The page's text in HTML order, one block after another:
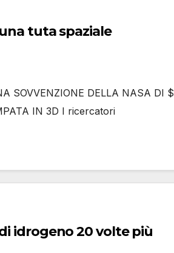
SOVVENZIONE DELLA NASA DI $
IN 3D I ricercatori
idrogeno 20 volte più